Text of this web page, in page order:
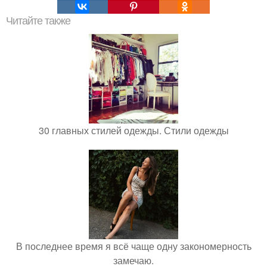
Читайте также
30 главных стилей одежды. Стили одежды
В последнее время я всё чаще одну закономерность
замечаю.